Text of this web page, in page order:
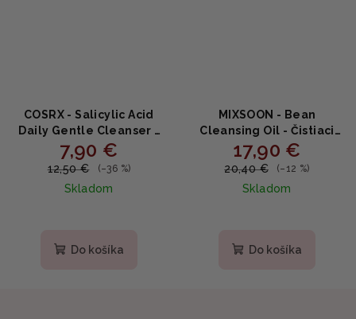
COSRX - Salicylic Acid
Daily Gentle Cleanser -
jemný penový čistič
150ml
7,90 €
12,50 € (–36 %)
Skladom
produktu
Do košíka
MIXSOON - Bean
Cleansing Oil - Čistiaci
olej zo sójových bôbov
195ml
17,90 €
20,40 € (–12 %)
Skladom
Do košíka